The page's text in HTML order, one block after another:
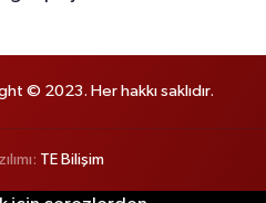
© 2023. Her hakkı saklıdır.
TE Bilişim